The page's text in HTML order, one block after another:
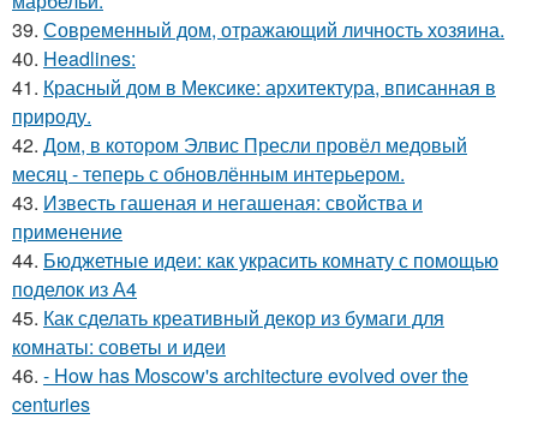
39. Современный дом, отражающий личность хозяина.
40. Headlines:
41. Красный дом в Мексике: архитектура, вписанная в
природу.
42. Дом, в котором Элвис Пресли провёл медовый
месяц - теперь с обновлённым интерьером.
43. Известь гашеная и негашеная: свойства и
применение
44. Бюджетные идеи: как украсить комнату с помощью
поделок из А4
45. Как сделать креативный декор из бумаги для
комнаты: советы и идеи
46. - How has Moscow's architecture evolved over the
centuries